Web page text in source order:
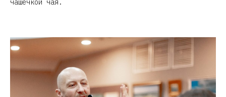
чашечкой чая.